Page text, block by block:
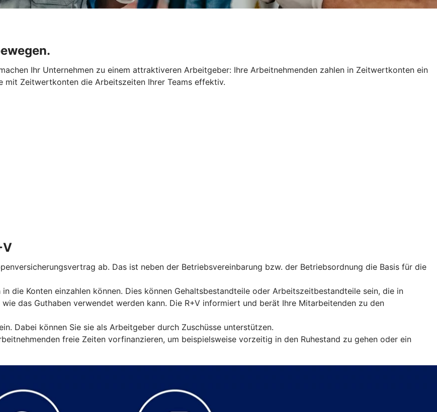
Ihr Unternehmen zu einem attraktiveren Arbeitgeber: Ihre Arbeitnehmenden zahlen in Zeitwertkonten ein
mit Zeitwertkonten die Arbeitszeiten Ihrer Teams effektiv.
ab. Das ist neben der Betriebsvereinbarung bzw. der Betriebsordnung die Basis für die
die Konten einzahlen können. Dies können Gehaltsbestandteile oder Arbeitszeitbestandteile sein, die in
das Guthaben verwendet werden kann. Die R+V informiert und berät Ihre Mitarbeitenden zu den
Dabei können Sie sie als Arbeitgeber durch Zuschüsse unterstützen.
freie Zeiten vorfinanzieren, um beispielsweise vorzeitig in den Ruhestand zu gehen oder ein